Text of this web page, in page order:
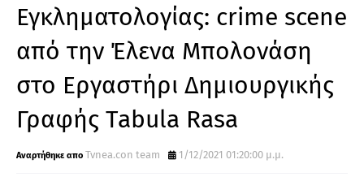
Εγκληματολογίας: crime scene
από την Έλενα Μπολονάση
στο Εργαστήρι Δημιουργικής
Γραφής Tabula Rasa
Tvnea.con team 1/12/2021 01:20:00 μ.μ.